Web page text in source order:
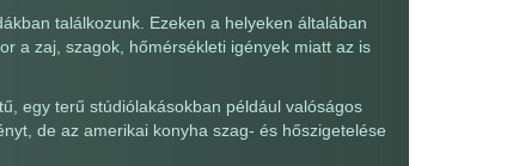
találkozunk. Ezeken a helyeken általában
a zaj, szagok, hőmérsékleti igények miatt az is
egy terű stúdiólakásokban például valóságos
de az amerikai konyha szag- és hőszigetelése